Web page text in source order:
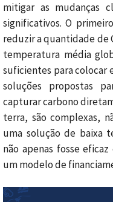
mitigar as mudanças
significativos. O
reduzir a quantidade de
temperatura média
suficientes para colocar
soluções propostas
capturar carbono
terra, são complexas,
uma solução de baixa
não apenas fosse
um modelo de